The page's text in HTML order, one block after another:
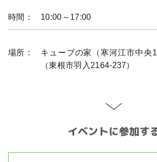
時間： 10:00～17:00
場所：
キューブの家（寒河江市中央
（東根市羽入2164-237）
イベントに参加す